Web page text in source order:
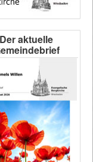
Der aktuelle